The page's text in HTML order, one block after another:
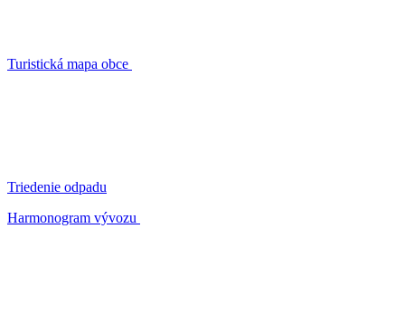
Turistická mapa obce
Triedenie odpadu
Harmonogram vývozu